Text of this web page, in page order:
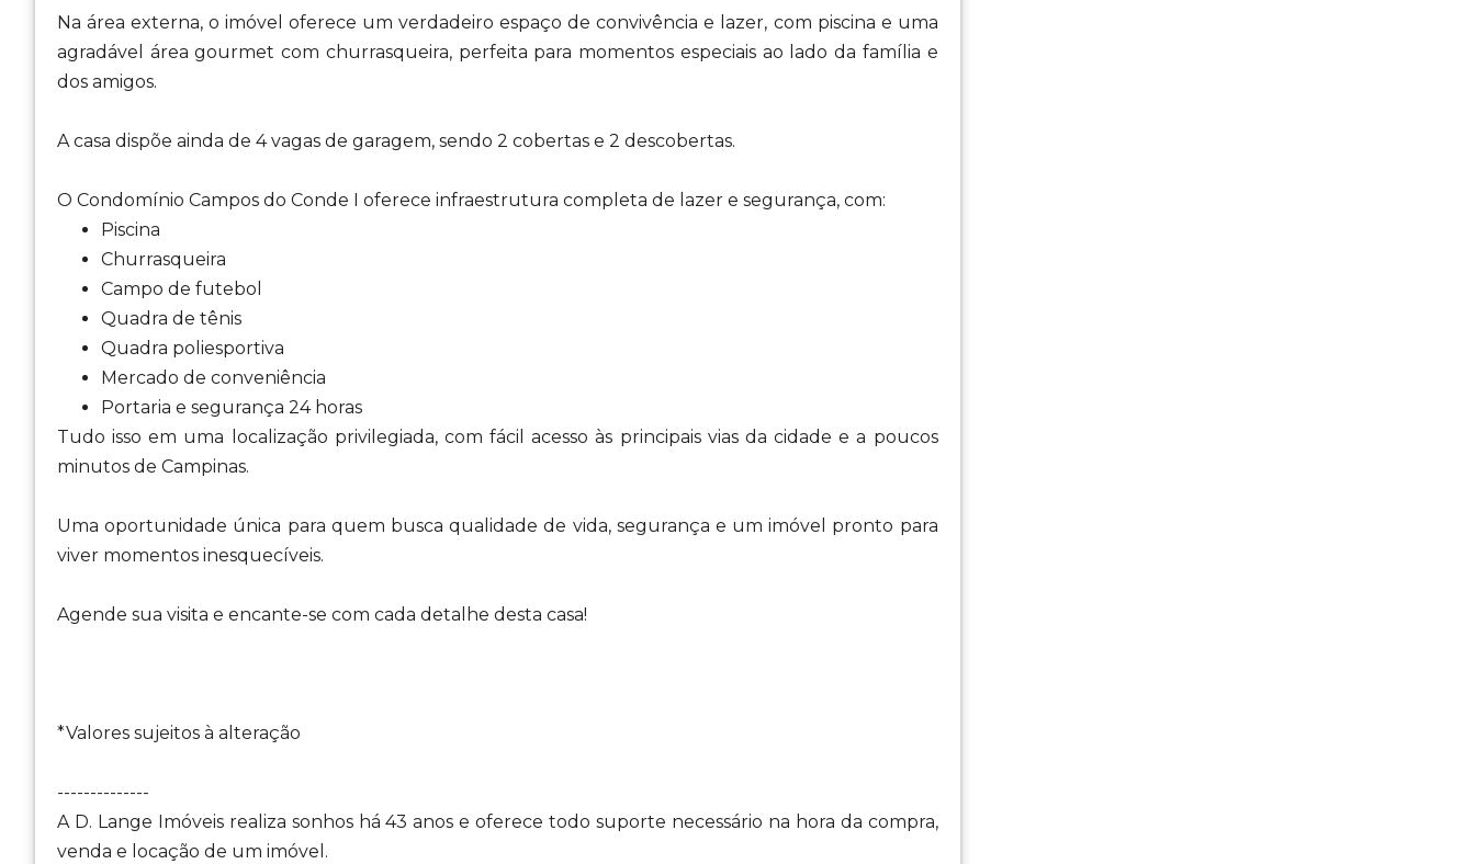
Na área externa, o imóvel oferece um verdadeiro espaço de convivência e lazer, com piscina e uma
agradável área gourmet com churrasqueira, perfeita para momentos especiais ao lado da família e
dos amigos.
A casa dispõe ainda de 4 vagas de garagem, sendo 2 cobertas e 2 descobertas.
O Condomínio Campos do Conde I oferece infraestrutura completa de lazer e segurança, com:
Piscina
Churrasqueira
Campo de futebol
Quadra de tênis
Quadra poliesportiva
Mercado de conveniência
Portaria e segurança 24 horas
Tudo isso em uma localização privilegiada, com fácil acesso às principais vias da cidade e a poucos
minutos de Campinas.
Uma oportunidade única para quem busca qualidade de vida, segurança e um imóvel pronto para
viver momentos inesquecíveis.
Agende sua visita e encante-se com cada detalhe desta casa!
*Valores sujeitos à alteração
--------------
A D. Lange Imóveis realiza sonhos há 43 anos e oferece todo suporte necessário na hora da compra,
venda e locação de um imóvel.